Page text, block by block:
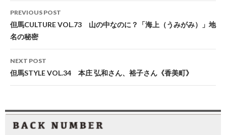
Post
navigation
PREVIOUS POST
但馬CULTURE VOL.73 山の中なのに？「海上（うみがみ）」地
名の秘密
NEXT POST
但馬STYLE VOL.34 本庄 弘和さん、裕子さん《香美町》